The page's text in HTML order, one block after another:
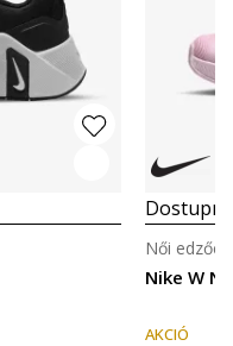
Nike W
Női
AKCIÓ